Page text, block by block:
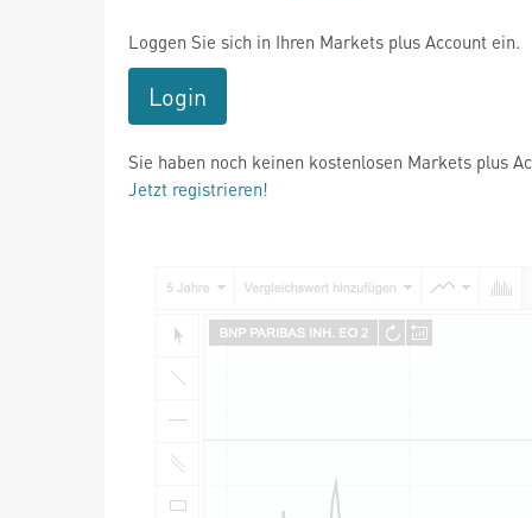
Loggen Sie sich in Ihren Markets plus Account ein.
Login
Sie haben noch keinen kostenlosen Markets plus
Jetzt registrieren!